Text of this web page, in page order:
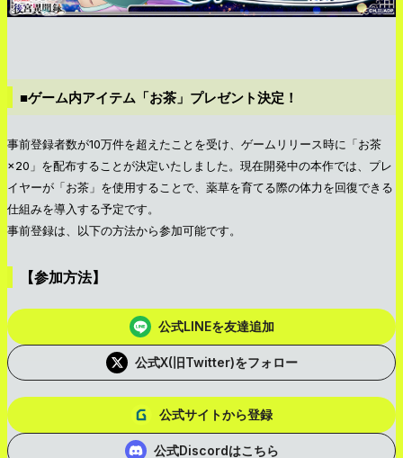
■ゲーム内アイテム「お茶」プレゼント決定！
事前登録者数が10万件を超えたことを受け、ゲームリリース時に「お茶
×20」を配布することが決定いたしました。現在開発中の本作では、プレ
イヤーが「お茶」を使用することで、薬草を育てる際の体力を回復できる
仕組みを導入する予定です。
事前登録は、以下の方法から参加可能です。
【参加方法】
公式LINEを友達追加
公式X(旧Twitter)をフォロー
公式サイトから登録
公式Discordはこちら